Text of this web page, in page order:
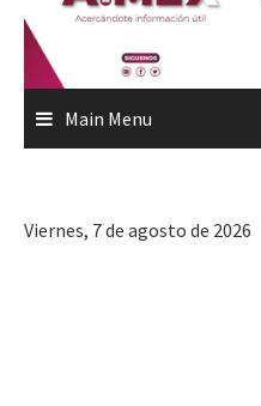
Main Menu
Viernes, 7 de agosto de 2026